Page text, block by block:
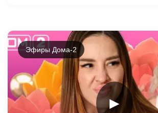
►
Эфиры Дома-2